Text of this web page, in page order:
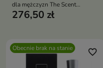
dla mężczyzn The Scent
Absolute 100 ml
276,50 zł
Obecnie brak na stanie favorite_border